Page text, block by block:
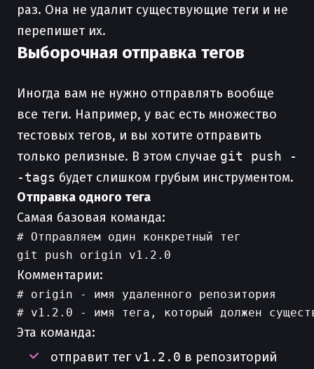
раз. Она не удалит существующие теги и не
перепишет их.
Выборочная отправка тегов
Иногда вам не нужно отправлять вообще
все теги. Например, у вас есть множество
тестовых тегов, и вы хотите отправить
только релизные. В этом случае git push -
-tags будет слишком грубым инструментом.
Отправка одного тега
Самая базовая команда:
# Отправляем один конкретный тег
Комментарии:
# origin - имя удаленного репозитория
Эта команда:
отправит тег v1.2.0 в репозиторий